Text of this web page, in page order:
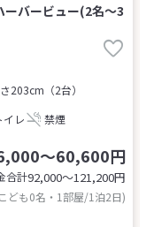
ーバービュー(2名～3
203cm（2台）
イレ 禁煙
～60,600円
合計92,000〜121,200円
ども0名・1部屋/1泊2日)